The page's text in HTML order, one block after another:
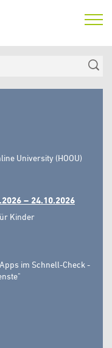
University (HOOU)
– 24.10.2026
Kinder
im Schnell-Check -